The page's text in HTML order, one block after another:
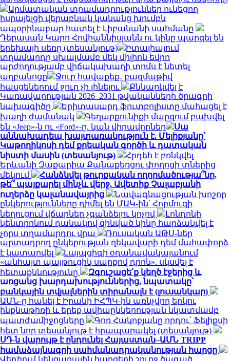
Արմատական տրամադրություններ ունեցող
իսրայելցի վերաբնակ կանանց խումբն
ապօրինաբար հատել է Լիբանանի սահմանը
Դերասան Կարո Հովհաննիսյանն ու կինը պարզել են
երեխայի սեռը (տեսանյութ)
Իտալիայում
տղամարդը սխալմամբ մեկ միլիոն եվրո
արժողությամբ վիճակախաղի տոմս է նետել
աղբանոցը
Ջուր հավաքեք․ բազմաթիվ
հասցեներում ջուր չի լինելու
Քննարկվել է
Կառավարության 2026–2031 թվականների ծրագրի
նախագիծը
Երիտասարդ ֆուտբոլիստը մահացել է
խաղի ժամանակ
Գեղարքունիքի մարզում բախվել
են «Jeep»-ն ու «Ford»-ը. կան վիրավորներ
Սա
աննախադեպ խայտառակություն է. Մելիքյանը՝
Կաթողիկոսի դեմ քրեական գործի և դատական
նիստի մասին (տեսանյութ)
Հրդեհ է բռնկվել
Երևանի Զաքարիա Քանաքեռցու փողոցի տներից
մեկում
Հանձնվել թուրքական ողորմածությա՞նը,
թե՞ պայքարել մինչև վերջ. Ավետիք Չալաբյանի
ուղերձը կալանավայրից
Նավագնացության խոշոր
ընկերությունները դիմել են ՄԱԿ-ին՝ Հորմուզի
նեղուցում վճարներ չգանձելու կոչով
Լոնդոնի
կենտրոնում դանակով զինված կինը հարձակվել է
չորս տղամարդու վրա
Ռուսական ԱԹՍ-ներ
արտադրող ընկերության ղեկավարի դեմ մահափորձ
է կատարվել
Լայպցիգի օդանավակայանում
«անհայտ պայթուցիկ սարքով դրոն». սկսվել է
հետաքննությունը
Զգուշացե՛ք կեղծ էջերից և
առցանց խարդախություններից, նպատակը՝
բանկային տվյալներին տիրանալն է (լուսանկար)
ԱՄՆ-ը հանել է Իրանի ԻՀՊԿ-ին առնչվող երկու
ինքնաթիռի և երեք ավիաընկերության նկատմամբ
պատժամիջոցները
Գոռ Հակոբյանը որդու՝ Ֆելիքսի
հետ նոր տեսանյութ է հրապարակել (տեսանյութ)
ՍԴ-ն վարույթ է ընդունել Հայաստան–ԱՄՆ TRIPP
համաձայնագրի սահմանադրականության հարցը
Վեդիում կենցաղային հարցերի շուրջ ծագած